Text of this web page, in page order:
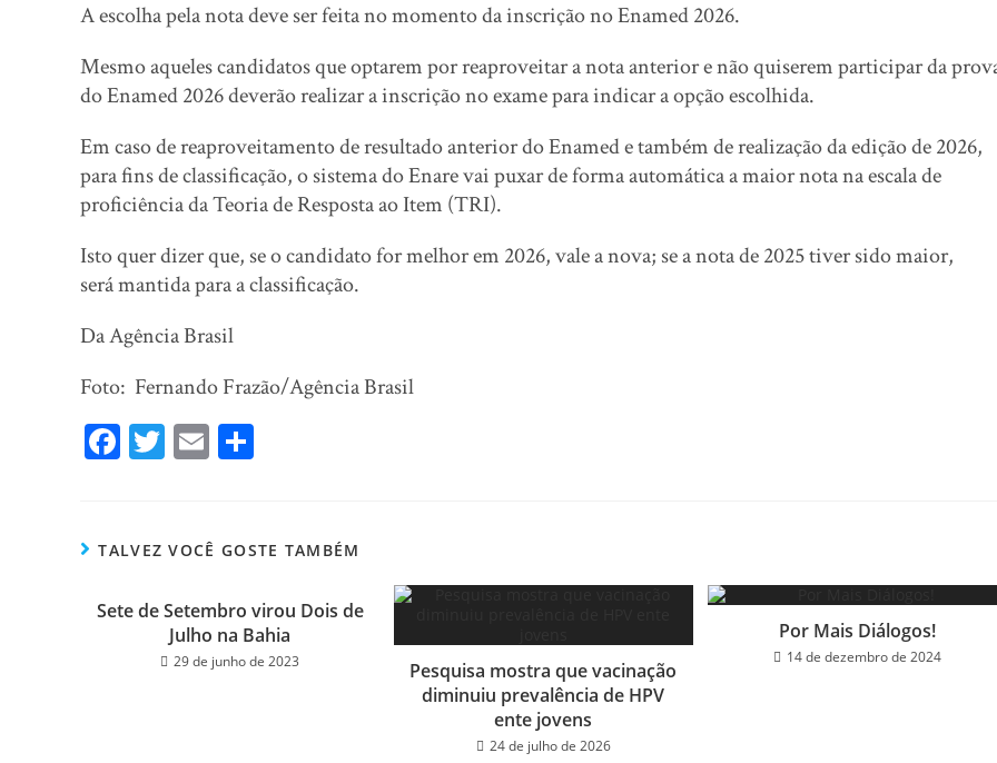
A escolha pela nota deve ser feita no momento da inscrição no Enamed 2026.
Mesmo aqueles candidatos que optarem por reaproveitar a nota anterior e não quiserem participar da
do Enamed 2026 deverão realizar a inscrição no exame para indicar a opção escolhida.
Em caso de reaproveitamento de resultado anterior do Enamed e também de realização da edição de 2026,
para fins de classificação, o sistema do Enare vai puxar de forma automática a maior nota na escala de
proficiência da Teoria de Resposta ao Item (TRI).
Isto quer dizer que, se o candidato for melhor em 2026, vale a nova; se a nota de 2025 tiver sido maior,
será mantida para a classificação.
Da Agência Brasil
Foto: Fernando Frazão/Agência Brasil
Fa
ok
T
er
E
TALVEZ VOCÊ GOSTE TAMBÉM
Sete de Setembro virou Dois de
Julho na Bahia
29 de junho de 2023
Pesquisa mostra que vacinação
diminuiu prevalência de HPV
ente jovens
24 de julho de 2026
Por Mais Diálogos!
14 de dezembro de 2024